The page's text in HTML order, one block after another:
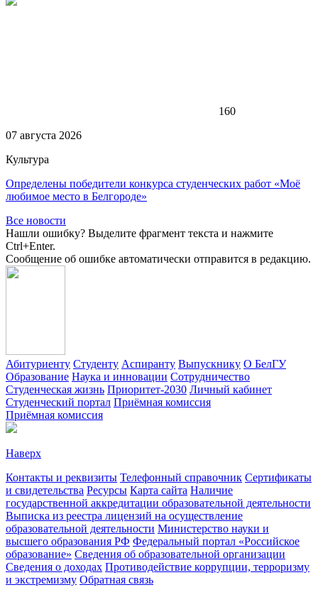
160
07 августа 2026
Культура
Определены победители конкурса студенческих работ «Моё
любимое место в Белгороде»
Все новости
Нашли ошибку? Выделите фрагмент текста и нажмите
Ctrl+Enter.
Сообщение об ошибке автоматически отправится в редакцию.
Абитуриенту Студенту Аспиранту Выпускнику О БелГУ
Образование Наука и инновации Сотрудничество
Студенческая жизнь Приоритет-2030 Личный кабинет
Студенческий портал Приёмная комиссия
Приёмная комиссия
Наверх
Контакты и реквизиты Телефонный справочник Сертификаты
и свидетельства Ресурсы Карта сайта Наличие
государственной аккредитации образовательной деятельности
Выписка из реестра лицензий на осуществление
образовательной деятельности Министерствo науки и
высшего образования РФ Федеральный портал «Российское
образование» Сведения об образовательной организации
Сведения о доходах Противодействие коррупции, терроризму
и экстремизму Обратная связь